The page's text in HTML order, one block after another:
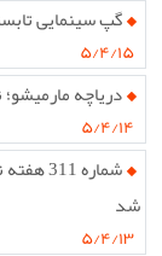
گپ سینمایی
۵/۴/۱۵
دریاچه
۵/۴/۱۴
شماره
شد
۵/۴/۱۳